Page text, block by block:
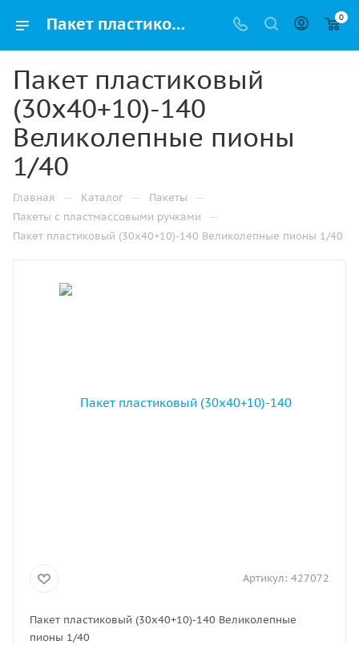
Пакет пластиковый (30х40+10)-140 Великолепные пионы 1/40 купить в Ижевске с доставкой оптом и в розницу 0
Пакет пластиковый
(30х40+10)-140
Великолепные пионы
1/40
Главная — Каталог — Пакеты —
Пакеты с пластмассовыми ручками —
Пакет пластиковый (30х40+10)-140 Великолепные пионы 1/40
Артикул: 427072
Пакет пластиковый (30х40+10)-140 Великолепные
пионы 1/40